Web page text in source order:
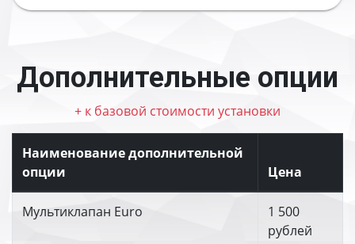
Дополнительные опции
+ к базовой стоимости установки
Наименование дополнительной
опции
Цена
Мультиклапан Euro
1 500
рублей